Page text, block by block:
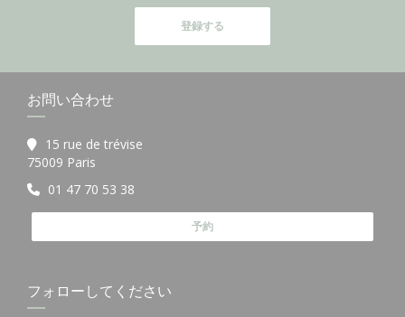
登録する
お問い合わせ
15 rue de trévise
75009 Paris
01 47 70 53 38
予約
フォローしてください